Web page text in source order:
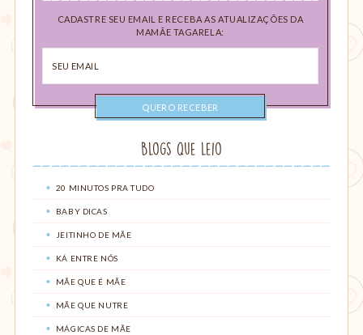
CADASTRE SEU EMAIL E RECEBA AS ATUALIZAÇÕES DA
MAMÃE TAGARELA:
email
Blogs que leio
20 MINUTOS PRA TUDO
BABY DICAS
JEITINHO DE MÃE
KÁ ENTRE NÓS
MÃE QUE É MÃE
MÃE QUE NUTRE
MÁGICAS DE MÃE